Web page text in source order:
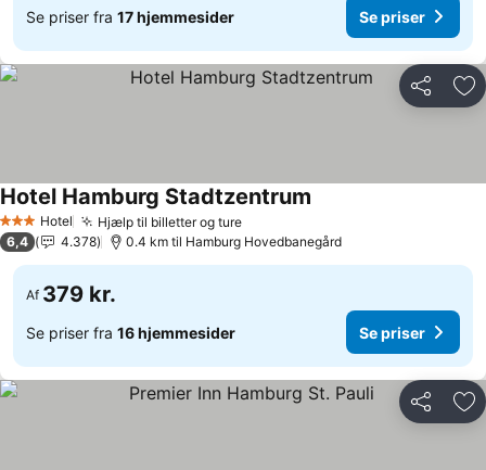
Se priser fra 17 hjemmesider Se priser
Del
3 StjernerHotel Hjælp til billetter og tureSe priser
Hotel Hamburg Stadtzentrum
6,4 4.378 0.4 km til Hamburg Hovedbanegård
Af 379 kr.
Se priser fra 16 hjemmesider Se priser
Del